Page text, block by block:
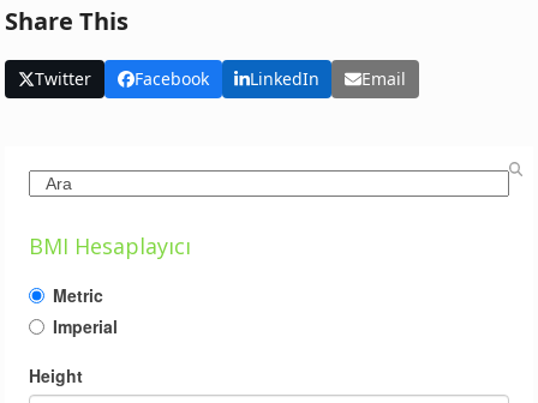
Share This
Twitter Facebook LinkedIn Email
Search
BMI Hesaplayıcı
Metric
Imperial
Height